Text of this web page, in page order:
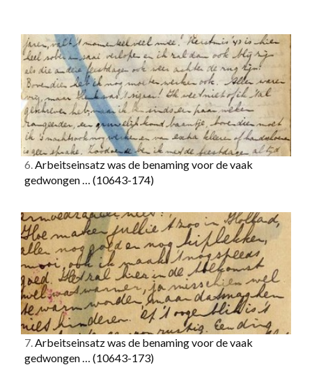
6.Arbeitseinsatz was de benaming voor de vaak
gedwongen … (10643-174)
7.Arbeitseinsatz was de benaming voor de vaak
gedwongen … (10643-173)